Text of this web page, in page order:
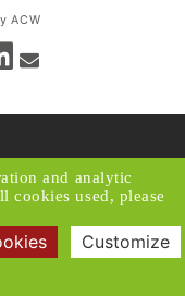
ACW
and analytic
cookies used, please
Customize